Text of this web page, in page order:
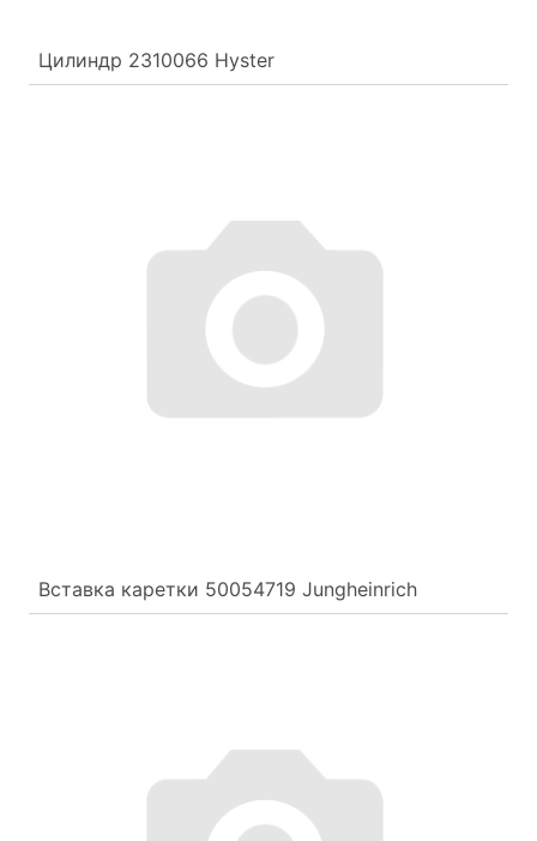
Цилиндр 2310066 Hyster
Вставка каретки 50054719 Jungheinrich